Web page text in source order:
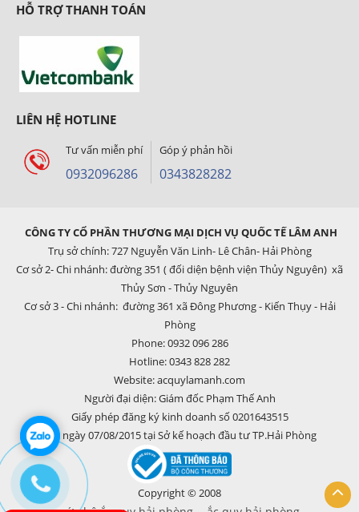
HỖ TRỢ THANH TOÁN
LIÊN HỆ HOTLINE
Tư vấn miễn phí
0932096286
Góp ý phản hồi
0343828282
CÔNG TY CỔ PHẦN THƯƠNG MẠI DỊCH VỤ QUỐC TẾ LÂM ANH
Trụ sở chính: 727 Nguyễn Văn Linh- Lê Chân- Hải Phòng
Cơ sở 2- Chi nhánh: đường 351 ( đối diện bệnh viện Thủy Nguyên) xã
Thủy Sơn - Thủy Nguyên
Cơ sở 3 - Chi nhánh: đường 361 xã Đông Phương - Kiến Thụy - Hải
Phòng
Phone: 0932 096 286
Hotline: 0343 828 282
Website: acquylamanh.com
Người đại diện: Giám đốc Phạm Thế Anh
Giấy phép đăng ký kinh doanh số 0201643515
cấp ngày 07/08/2015 tại Sở kế hoạch đầu tư TP.Hải Phòng
Copyright © 2008